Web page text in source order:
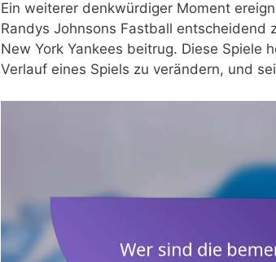
Ein weiterer denkwürdiger Moment
Randys Johnsons Fastball entscheidend
New York Yankees beitrug. Diese Spiele
Verlauf eines Spiels zu verändern, und